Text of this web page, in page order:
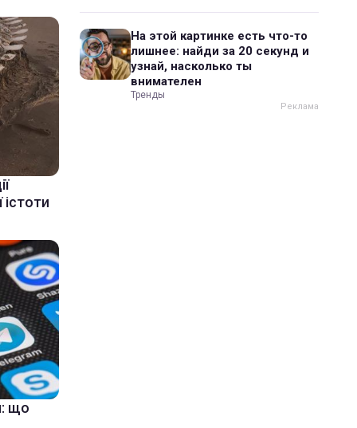
що
На этой картинке есть что-то
лишнее: найди за 20 секунд и
узнай, насколько ты
внимателен
Тренды